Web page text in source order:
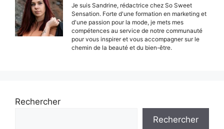
Je suis Sandrine, rédactrice chez So Sweet
Sensation. Forte d'une formation en marketing et
d'une passion pour la mode, je mets mes
compétences au service de notre communauté
pour vous inspirer et vous accompagner sur le
chemin de la beauté et du bien-être.
Rechercher
Rechercher